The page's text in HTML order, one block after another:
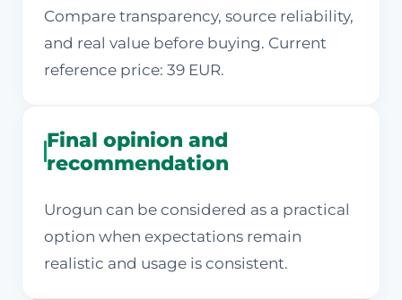
Compare transparency, source reliability,
and real value before buying. Current
reference price: 39 EUR.
Final opinion and
recommendation
Urogun can be considered as a practical
option when expectations remain
realistic and usage is consistent.